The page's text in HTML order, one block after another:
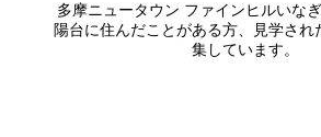
多摩ニュータウン ファインヒルいな
陽台に住んだことがある方、見学され
集しています。